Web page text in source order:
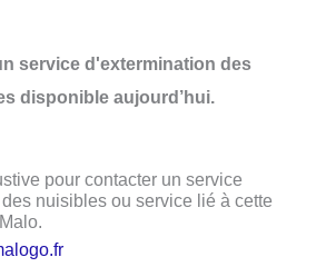
service d'extermination des
disponible aujourd’hui.
pour contacter un service
nuisibles ou service lié à cette